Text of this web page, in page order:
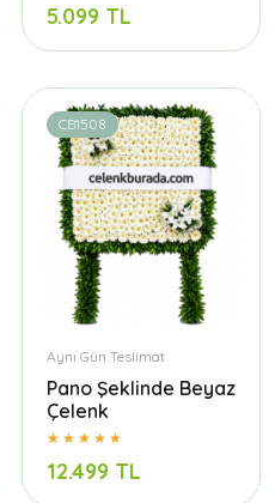
5.099 TL
CB1508
Aynı Gün Teslimat
Pano Şeklinde Beyaz
Çelenk
12.499 TL